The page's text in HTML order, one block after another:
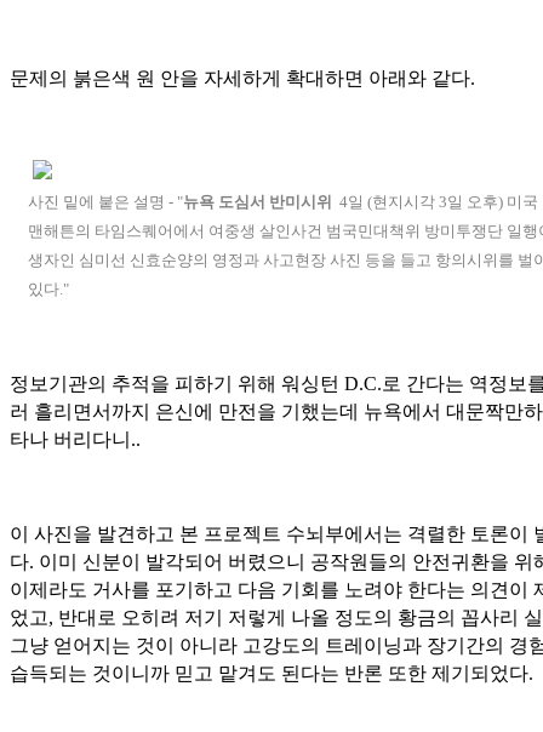
문제의 붉은색 원 안을 자세하게 확대하면 아래와 같다.
사진 밑에 붙은 설명 - "뉴욕 도심서 반미시위 4일 (현지시각 3일 오후) 미국
맨해튼의 타임스퀘어에서 여중생 살인사건 범국민대책위 방미투쟁단 일행
생자인 심미선 신효순양의 영정과 사고현장 사진 등을 들고 항의시위를 벌
있다."
정보기관의 추적을 피하기 위해 워싱턴 D.C.로 간다는 역정보
러 흘리면서까지 은신에 만전을 기했는데 뉴욕에서 대문짝만
타나 버리다니..
이 사진을 발견하고 본 프로젝트 수뇌부에서는 격렬한 토론이
다. 이미 신분이 발각되어 버렸으니 공작원들의 안전귀환을 위
이제라도 거사를 포기하고 다음 기회를 노려야 한다는 의견이
었고, 반대로 오히려 저기 저렇게 나올 정도의 황금의 꼽사리
그냥 얻어지는 것이 아니라 고강도의 트레이닝과 장기간의 경
습득되는 것이니까 믿고 맡겨도 된다는 반론 또한 제기되었다.